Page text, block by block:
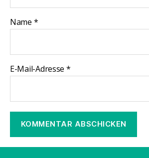
Name *
E-Mail-Adresse *